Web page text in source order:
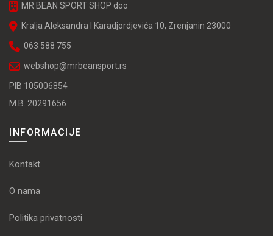
MR BEAN SPORT SHOP doo
Kralja Aleksandra I Karadjordjevića 10, Zrenjanin 23000
063 588 755
webshop@mrbeansport.rs
PIB 105006854
M.B. 20291656
INFORMACIJE
Kontakt
O nama
Politika privatnosti